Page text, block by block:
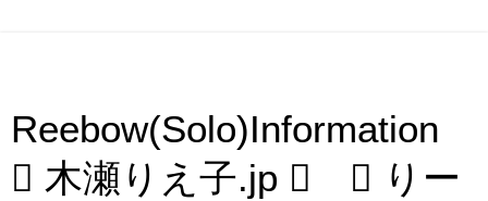
Reebow(Solo)Information
 木瀬りえ子.jp  ⌘ りー